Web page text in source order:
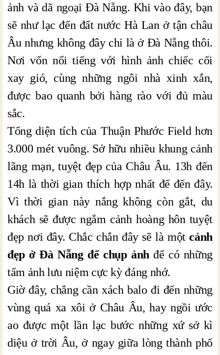
ảnh và dã ngoại Đà Nẵng. Khi vào đây, bạn
sẽ như lạc đến đất nước Hà Lan ở tận châu
Âu nhưng không đây chỉ là ở Đà Nẵng thôi.
Nơi vốn nổi tiếng với hình ảnh chiếc cối
xay gió, cùng những ngôi nhà xinh xắn,
được bao quanh bởi hàng rào với đủ màu
sắc.
Tổng diện tích của Thuận Phước Field hơn
3.000 mét vuông. Sở hữu nhiều khung cảnh
lãng mạn, tuyệt đẹp của Châu Âu. 13h đến
14h là thời gian thích hợp nhất để đến đây.
Vì thời gian này nắng không còn gắt, du
khách sẽ được ngắm cảnh hoàng hôn tuyệt
đẹp nơi đây. Chắc chắn đây sẽ là mộtcảnh
đẹp ở Đà Nẵng để chụp ảnhđể có những
tấm ảnh lưu niệm cực kỳ đáng nhớ.
Giờ đây, chẳng cần xách balo đi đến những
vùng quá xa xôi ở Châu Âu, hay ngồi ước
ao được một lần lạc bước những xứ sở kì
diệu ở trời Âu, ở ngay giữa lòng thành phố